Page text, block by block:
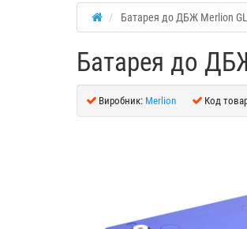
Батарея до ДБЖ Merlion
Батарея до
Виробник: Merlion Код